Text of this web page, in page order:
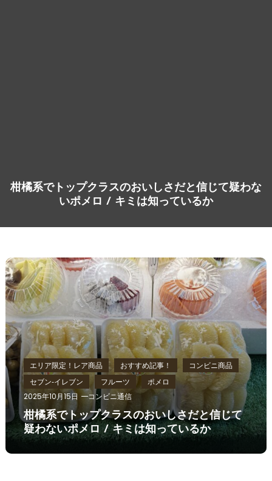
柑橘系でトップクラスのおいしさだと信じて疑わな
いポメロ / キミは知っているか
エリア限定！レア商品 おすすめ記事！
コンビニ商品
セブン‐イレブン
フルーツ
ポメロ
2025年10月15日
コンビニ通信
柑橘系でトップクラスのおいしさだと信じて
疑わないポメロ / キミは知っているか